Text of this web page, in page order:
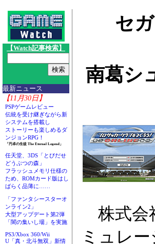
【Watch記事検索】
最新ニュース
【11月30日】
PSPゲームレビュー
伝統を受け継ぎながら新
システムを搭載し
ストーリーも楽しめるダ
ンジョンRPG！
「円卓の生徒 The Eternal Legend」
任天堂、3DS「とびだせ
どうぶつの森」
フラッシュメモリ仕様の
ため、ROMカード版はし
ばらく品薄に……
「ファンタシースターオ
ンライン2」
大型アップデート第2弾
「闇の集いし場」を実施
PS3/Xbox 360/Wii
U「真・北斗無双」新情
セ
南葛シ
株式会
ミュレ